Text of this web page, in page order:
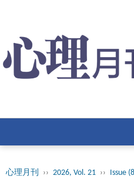
心理月刊 ›› 2026, Vol. 21 ›› Issue